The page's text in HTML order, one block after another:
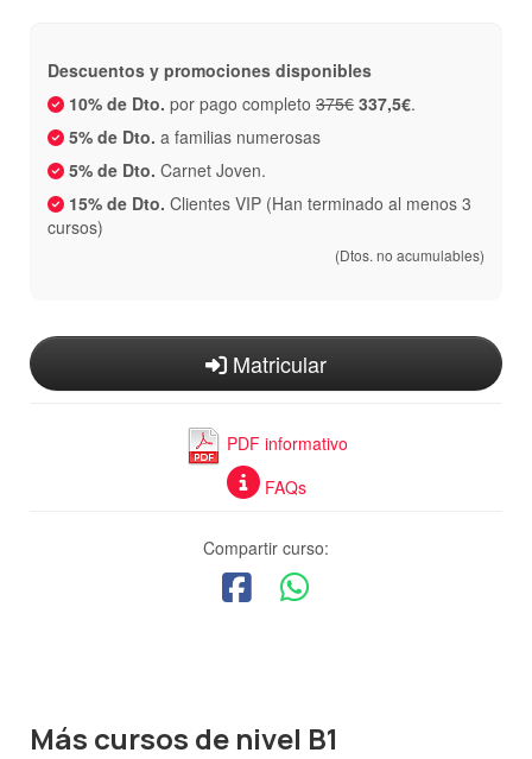
Descuentos y promociones disponibles
10% de Dto. por pago completo 375€ 337,5€.
5% de Dto. a familias numerosas
5% de Dto. Carnet Joven.
15% de Dto. Clientes VIP (Han terminado al menos 3
cursos)
(Dtos. no acumulables)
Matricular
PDF informativo
FAQs
Compartir curso:
Más cursos de nivel B1